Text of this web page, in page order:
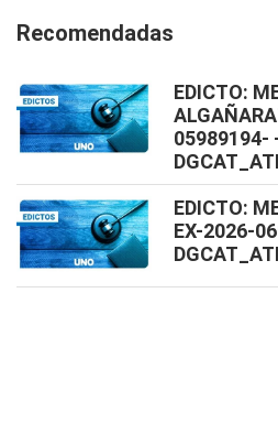
Recomendadas
EDICTO:
05989194-
EDICTO:
EX-2026-